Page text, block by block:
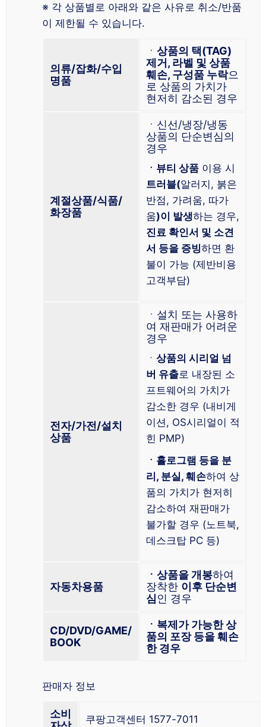
※ 각 상품별로 아래와 같은 사유로 취소/반품
이 제한될 수 있습니다.
의류/잡화/수입
명품
ㆍ 상품의 택(TAG)
제거, 라벨 및 상품
훼손, 구성품 누락으
로 상품의 가치가
현저히 감소된 경우
계절상품/식품/
화장품
ㆍ신선/냉장/냉동
상품의 단순변심의
경우
ㆍ뷰티 상품 이용 시
트러블(알러지, 붉은
반점, 가려움, 따가
움)이 발생하는 경우,
진료 확인서 및 소견
서 등을 증빙하면 환
불이 가능 (제반비용
고객부담)
전자/가전/설치
상품
ㆍ설치 또는 사용하
여 재판매가 어려운
경우
ㆍ 상품의 시리얼 넘
버 유출로 내장된 소
프트웨어의 가치가
감소한 경우 (내비게
이션, OS시리얼이 적
힌 PMP)
ㆍ홀로그램 등을 분
리, 분실, 훼손하여 상
품의 가치가 현저히
감소하여 재판매가
불가할 경우 (노트북,
데스크탑 PC 등)
자동차용품
ㆍ상품을 개봉하여
장착한 이후 단순변
심인 경우
CD/DVD/GAME/
BOOK
ㆍ복제가 가능한 상
품의 포장 등을 훼손
한 경우
판매자 정보
소비
쿠팡고객센터 1577-7011